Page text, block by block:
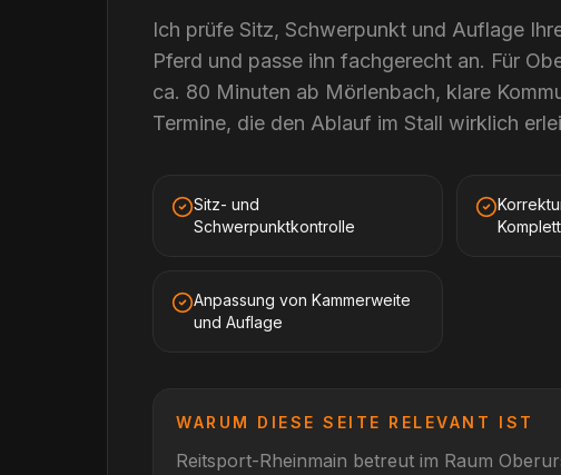
Ich prüfe Sitz, Schwerpunkt und Auflage
Pferd und passe ihn fachgerecht an. Für
ca. 80 Minuten ab Mörlenbach, klare
Termine, die den Ablauf im Stall wirklich
Sitz- und
Schwerpunktkontrolle
Anpassung von Kammerweite
und Auflage
WARUM DIESE SEITE RELEVANT IST
Reitsport-Rheinmain betreut im Raum